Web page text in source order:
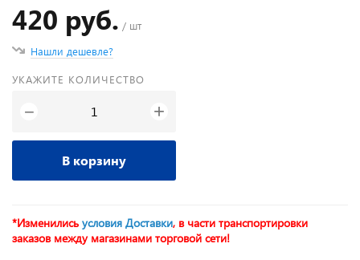
420 руб. / шт
Нашли дешевле?
УКАЖИТЕ КОЛИЧЕСТВО
− +
В корзину
*Изменились условия Доставки, в части транспортировки
заказов между магазинами торговой сети!